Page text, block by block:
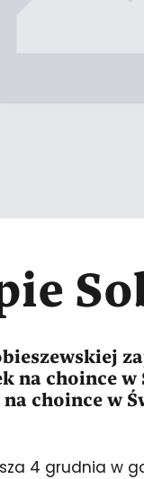
na choince
choince w
4 grudnia w